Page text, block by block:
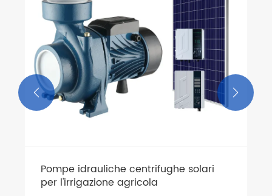
centrifughe solari
Completa con
 